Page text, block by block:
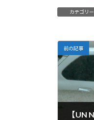
カテゴリー
前の記事